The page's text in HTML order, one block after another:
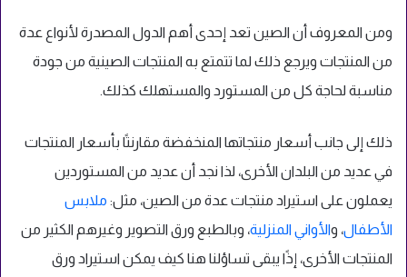
ومن المعروف أن الصين تعد إحدى أهم الدول المصدرة لأنواع عدة
من المنتجات ويرجع ذلك لما تتمتع به المنتجات الصينية من جودة
مناسبة لحاجة كل من المستورد والمستهلك كذلك.
ذلك إلى جانب أسعار منتجاتها المنخفضة مقارنتًا بأسعار المنتجات
في عديد من البلدان الأخرى، لذا نجد أن عديد من المستوردين
يعملون على استيراد منتجات عدة من الصين، مثل: ملابس
الأطفال، والأواني المنزلية، وبالطبع ورق التصوير وغيرهم الكثير من
المنتجات الأخرى، إذًا يبقى تساؤلنا هنا كيف يمكن استيراد ورق